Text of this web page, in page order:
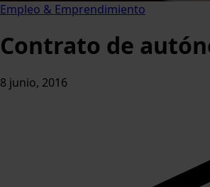
Empleo & Emprendimiento
Contrato de
8 junio, 2016